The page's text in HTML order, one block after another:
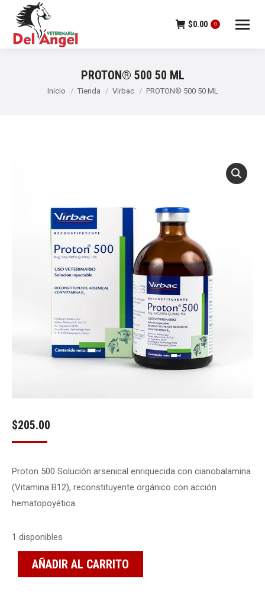
$0.00 0
PROTON® 500 50 ML
Estás aquí:
Inicio Tienda Virbac PROTON® 500 50 ML
$205.00
Proton 500 Solución arsenical enriquecida con cianobalamina
(Vitamina B12), reconstituyente orgánico con acción
hematopoyética.
1 disponibles
AÑADIR AL CARRITO